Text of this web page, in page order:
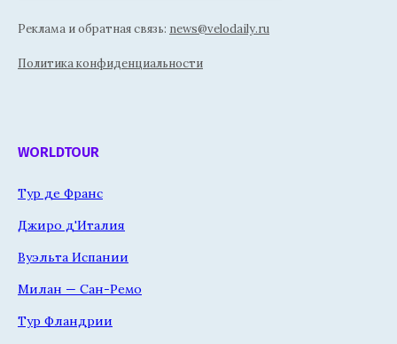
Реклама и обратная связь: news@velodaily.ru
Политика конфиденциальности
WORLDTOUR
Тур де Франс
Джиро д'Италия
Вуэльта Испании
Милан — Сан-Ремо
Тур Фландрии